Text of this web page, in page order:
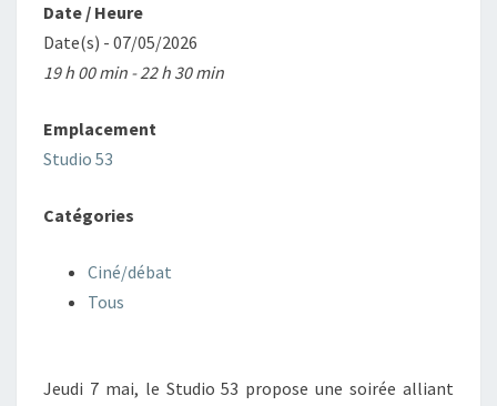
Date / Heure
Date(s) - 07/05/2026
19 h 00 min - 22 h 30 min
Emplacement
Studio 53
Catégories
Ciné/débat
Tous
Jeudi 7 mai, le Studio 53 propose une soirée alliant